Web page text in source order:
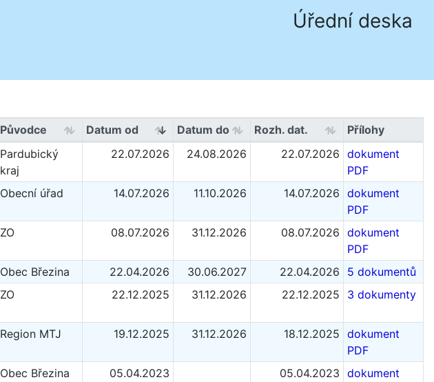
Úřední deska
Původce Datum od Datum do Rozh. dat.
Přílohy
Pardubický
kraj
22.07.2026 24.08.2026 22.07.2026 dokument
PDF
Obecní úřad 14.07.2026 11.10.2026 14.07.2026 dokument
PDF
ZO 08.07.2026 31.12.2026 08.07.2026 dokument
PDF
Obec Březina 22.04.2026 30.06.2027 22.04.2026
5 dokumentů
ZO 22.12.2025 31.12.2026 22.12.2025 3 dokumenty
Region MTJ 19.12.2025 31.12.2026 18.12.2025 dokument
PDF
Obec Březina 05.04.2023 05.04.2023 dokument